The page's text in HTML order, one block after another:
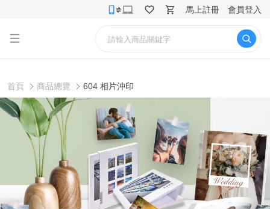
馬上註冊 會員登入
首頁 商品總覽 604 相片沖印